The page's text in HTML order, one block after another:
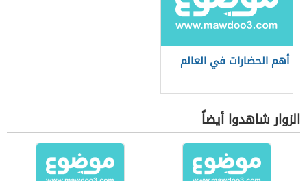
أهم الحضارات في العالم
الزوار شاهدوا أيضاً